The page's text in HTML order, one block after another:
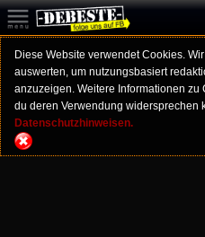
Diese Website verwendet Cookies.
auswerten, um nutzungsbasiert
anzuzeigen. Weitere Informationen
du deren Verwendung widersprechen
Datenschutzhinweisen.